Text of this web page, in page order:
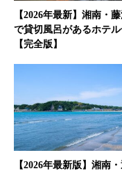
【2026年最新】湘南・
で貸切風呂があるホテ
【完全版】
【2026年最新版】湘南